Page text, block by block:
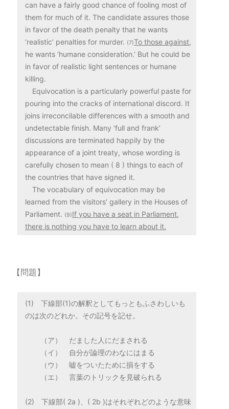
can have a fairly good chance of fooling most of
them for much of it. The candidate assures those
in favor of the death penalty that he wants
‘realistic’ penalties for murder. (7)To those against,
he wants ‘humane consideration.’ But he could be
in favor of realistic light sentences or humane
killing.
Equivocation is a particularly powerful paste for
pouring into the cracks of international discord. It
joins irreconcilable differences with a smooth and
undetectable finish. Many ‘full and frank’
discussions are terminated happily by the
appearance of a joint treaty, whose wording is
carefully chosen to mean ( 8 ) things to each of
the countries that have signed it.
The vocabulary of equivocation may be
learned from the visitors’ gallery in the Houses of
Parliament. (9)If you have a seat in Parliament,
there is nothing you have to learn about it.
【問題】
(1) 下線部(1)の解釈としてもっともふさわしいも
のは次のどれか。その記号を記せ。
（ア） だました人にだまされる
（イ） 自分が論理のわなにはまる
（ウ） 嘘をついたために損をする
（エ） 言葉のトリックを見破られる
(2) 下線部( 2a )、( 2b )はそれぞれどのような意味